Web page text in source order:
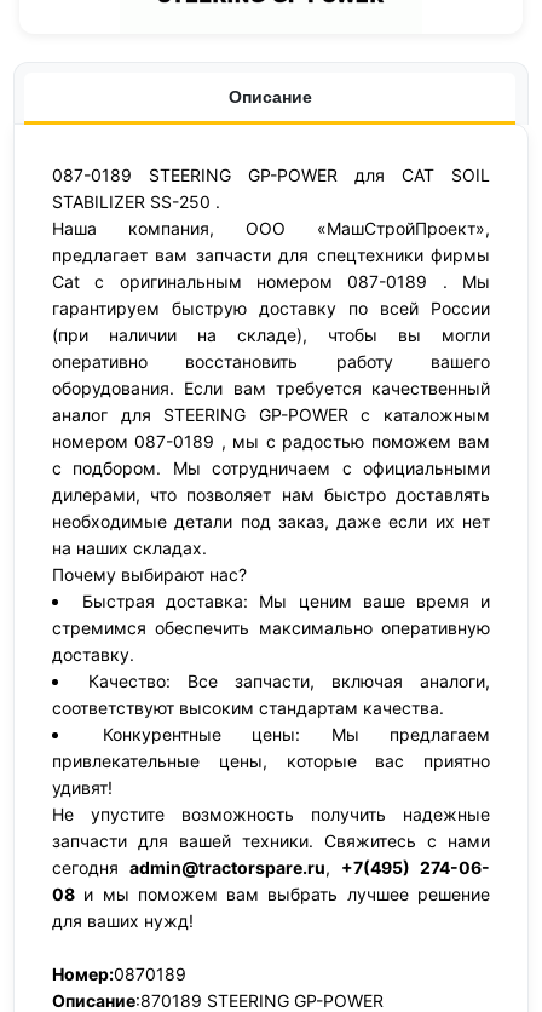
Описание
087-0189 STEERING GP-POWER для CAT SOIL
STABILIZER SS-250 .
Наша компания, ООО «МашСтройПроект»,
предлагает вам запчасти для спецтехники фирмы
Cat с оригинальным номером 087-0189 . Мы
гарантируем быструю доставку по всей России
(при наличии на складе), чтобы вы могли
оперативно восстановить работу вашего
оборудования. Если вам требуется качественный
аналог для STEERING GP-POWER с каталожным
номером 087-0189 , мы с радостью поможем вам
с подбором. Мы сотрудничаем с официальными
дилерами, что позволяет нам быстро доставлять
необходимые детали под заказ, даже если их нет
на наших складах.
Почему выбирают нас?
Быстрая доставка: Мы ценим ваше время и
стремимся обеспечить максимально оперативную
доставку.
Качество: Все запчасти, включая аналоги,
соответствуют высоким стандартам качества.
Конкурентные цены: Мы предлагаем
привлекательные цены, которые вас приятно
удивят!
Не упустите возможность получить надежные
запчасти для вашей техники. Свяжитесь с нами
сегодня admin@tractorspare.ru, +7(495) 274-06-
08 и мы поможем вам выбрать лучшее решение
для ваших нужд!
Номер:0870189
Описание:870189 STEERING GP-POWER